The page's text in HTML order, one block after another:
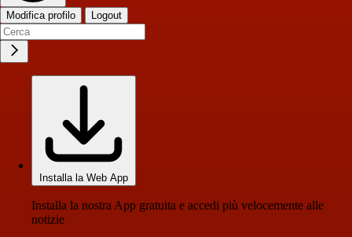
Modifica profilo Logout
Installa la Web App
Installa la nostra App gratuita e accedi più velocemente alle
notizie